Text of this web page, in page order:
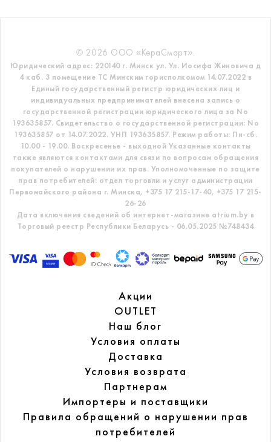
© 2026 ООО «КераСмарт».
Юридический адрес: 220140 г. Минск ул. Ул. Иосифа Жиновича д
4 каб. 3 помещение ТС Минским горисполкомом 14.07.2022 в
Единый государственный регистр юридических лиц и
индивидуальных предпринимателей внесена запись о
государственной регистрации юридического лица за No
193635857. Свидетельство о государственной регистрации: No
193635857 от 14.07.2022. УНП 193635857. Режим работы: Пн-сб.
10.00 - 19.00. Воскресенье - выходной Указанные контакты
также являются контактами для связи по вопросам обращения
покупателей о нарушении их прав. Уполномоченные по защите
прав потребителей: отдел торговли и услуг администрации
Первомайского района г. Минска, +375 17 215-17-40, +375 17 215-
26-26
Дата включения сведений об интернет-магазине atrium.by в
Торговый реестр Республики Беларусь - 06.05.2025 №748434
Акции
OUTLET
Наш блог
Условия оплаты
Доставка
Условия возврата
Партнерам
Импортеры и поставщики
Правила обращений о нарушении прав
потребителей